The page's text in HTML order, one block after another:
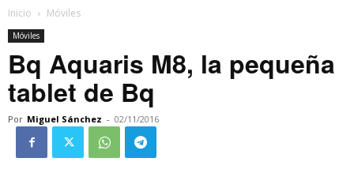
Inicio Móviles
Móviles
Bq Aquaris M8, la pequeña
tablet de Bq
Por Miguel Sánchez - 02/11/2016